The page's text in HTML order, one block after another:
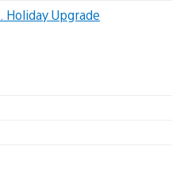
Holiday Upgrade